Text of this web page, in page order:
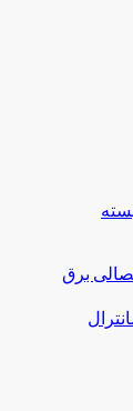
برق